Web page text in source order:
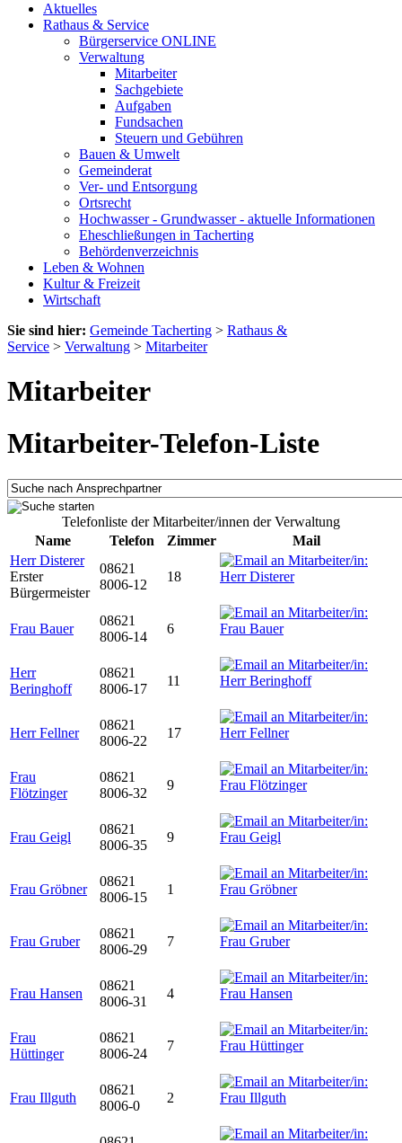
Aktuelles
Rathaus & Service
Bürgerservice ONLINE
Verwaltung
Mitarbeiter
Sachgebiete
Aufgaben
Fundsachen
Steuern und Gebühren
Bauen & Umwelt
Gemeinderat
Ver- und Entsorgung
Ortsrecht
Hochwasser - Grundwasser - aktuelle Informationen
Eheschließungen in Tacherting
Behördenverzeichnis
Leben & Wohnen
Kultur & Freizeit
Wirtschaft
Sie sind hier: Gemeinde Tacherting > Rathaus &
Service > Verwaltung > Mitarbeiter
Mitarbeiter
Mitarbeiter-Telefon-Liste
Telefonliste der Mitarbeiter/innen der Verwaltung
Name
Telefon Zimmer
Mail
Herr Disterer
Erster
Bürgermeister
08621
8006-12
18
Frau Bauer
08621
8006-14
6
Herr
Beringhoff
08621
8006-17
11
Herr Fellner
08621
8006-22
17
Frau
Flötzinger
08621
8006-32
9
Frau Geigl
08621
8006-35
9
Frau Gröbner
08621
8006-15
1
Frau Gruber
08621
8006-29
7
Frau Hansen
08621
8006-31
4
Frau
Hüttinger
08621
8006-24
7
Frau Illguth
08621
8006-0
2